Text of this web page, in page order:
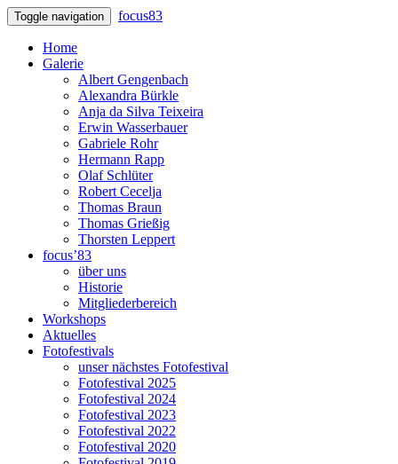
Toggle navigation focus83
Home
Galerie
Albert Gengenbach
Alexandra Bürkle
Anja da Silva Teixeira
Erwin Wasserbauer
Gabriele Rohr
Hermann Rapp
Olaf Schlüter
Robert Cecelja
Thomas Braun
Thomas Grießig
Thorsten Leppert
focus’83
über uns
Historie
Mitgliederbereich
Workshops
Aktuelles
Fotofestivals
unser nächstes Fotofestival
Fotofestival 2025
Fotofestival 2024
Fotofestival 2023
Fotofestival 2022
Fotofestival 2020